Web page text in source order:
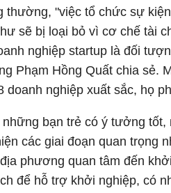
thường, "việc tổ chức sự
sẽ bị loại bỏ vì cơ chế tài
nghiệp startup là đối
Phạm Hồng Quất chia sẻ.
doanh nghiệp xuất sắc, họ
bạn trẻ có ý tưởng
các giai đoạn quan trọng
phương quan tâm đến
để hỗ trợ khởi nghiệp, có